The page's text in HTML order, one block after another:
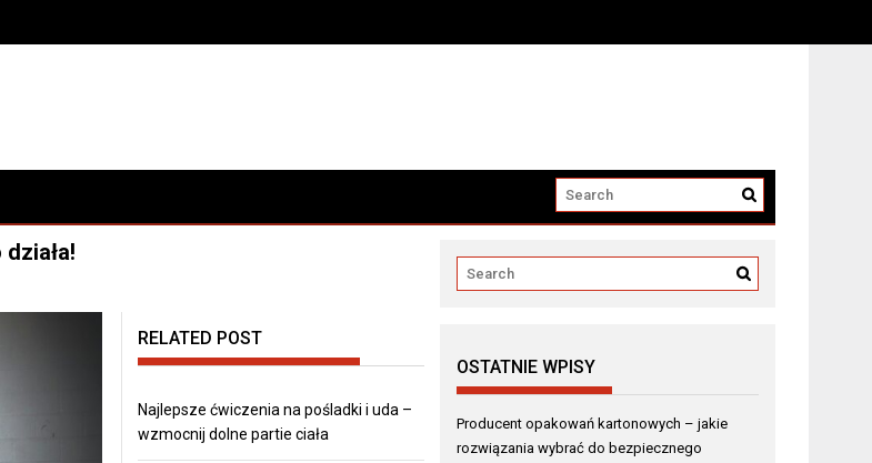
do bezpiecznego transportu i prezentacji produktów?
RELATED POST
Najlepsze ćwiczenia na pośladki i uda –
wzmocnij dolne partie ciała
OSTATNIE WPISY
Producent opakowań kartonowych – jakie
rozwiązania wybrać do bezpiecznego